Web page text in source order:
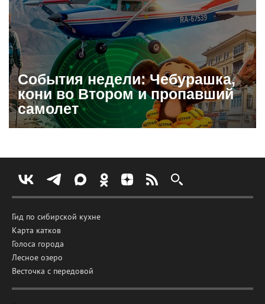
События недели: Чебурашка,
кони во Втором и пропавший
самолет
Гид по сибирской кухне
Карта катков
Голоса города
Лесное озеро
Весточка с передовой